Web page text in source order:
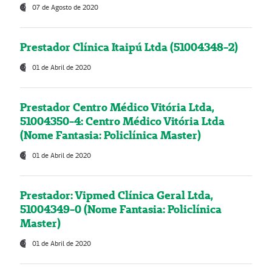
07 de Agosto de 2020
Prestador Clínica Itaipú Ltda (51004348-2)
01 de Abril de 2020
Prestador Centro Médico Vitória Ltda,
51004350-4: Centro Médico Vitória Ltda
(Nome Fantasia: Policlínica Master)
01 de Abril de 2020
Prestador: Vipmed Clínica Geral Ltda,
51004349-0 (Nome Fantasia: Policlínica
Master)
01 de Abril de 2020